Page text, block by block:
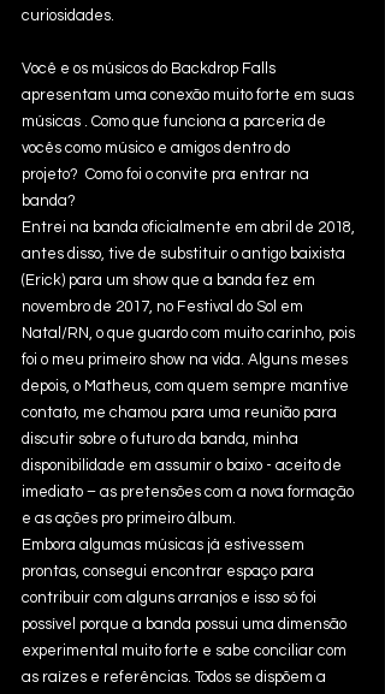
curiosidades.
Você e os músicos do Backdrop Falls
apresentam uma conexão muito forte em suas
músicas . Como que funciona a parceria de
vocês como músico e amigos dentro do
projeto?  Como foi o convite pra entrar na
banda?
Entrei na banda oficialmente em abril de 2018,
antes disso, tive de substituir o antigo baixista
(Erick) para um show que a banda fez em
novembro de 2017, no Festival do Sol em
Natal/RN, o que guardo com muito carinho, pois
foi o meu primeiro show na vida. Alguns meses
depois, o Matheus, com quem sempre mantive
contato, me chamou para uma reunião para
discutir sobre o futuro da banda, minha
disponibilidade em assumir o baixo - aceito de
imediato – as pretensões com a nova formação
e as ações pro primeiro álbum.
Embora algumas músicas já estivessem
prontas, consegui encontrar espaço para
contribuir com alguns arranjos e isso só foi
possível porque a banda possui uma dimensão
experimental muito forte e sabe conciliar com
as raízes e referências. Todos se dispõem a